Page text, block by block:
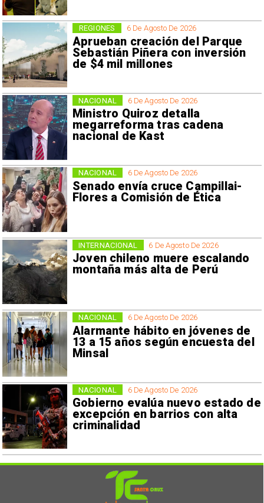
6 De Agosto De 2026
Aprueban creación del Parque
Sebastián Piñera con inversión
de $4 mil millones
REGIONES
6 De Agosto De 2026
Ministro Quiroz detalla
megarreforma tras cadena
nacional de Kast
NACIONAL
6 De Agosto De 2026
Senado envía cruce Campillai-
Flores a Comisión de Ética
NACIONAL
6 De Agosto De 2026
Joven chileno muere escalando
montaña más alta de Perú
INTERNACIONAL
6 De Agosto De 2026
Alarmante hábito en jóvenes de
13 a 15 años según encuesta del
Minsal
NACIONAL
6 De Agosto De 2026
Gobierno evalúa nuevo estado de
excepción en barrios con alta
criminalidad
NACIONAL